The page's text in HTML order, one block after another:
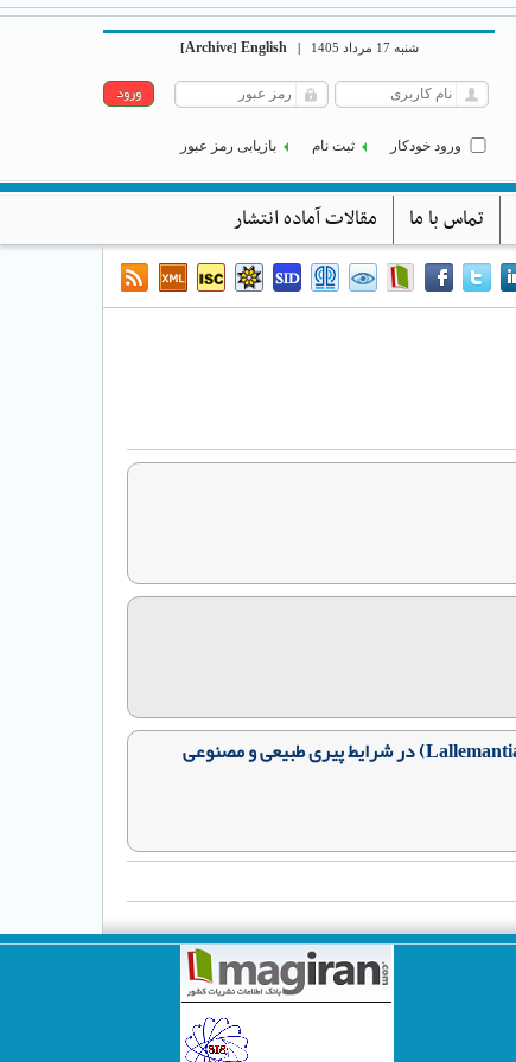
شنبه 17 مرداد 1405 |
English
[Archive]
ورود خودکار ثبت نام بازیابی رمز عبور
تماس با ما مقالات آماده انتشار